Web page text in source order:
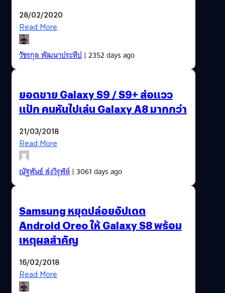
28/02/2020
Read More
วัชรกุล พัฒนาประทีป| 2352 days ago
ยอดขาย Galaxy S9 / S9+ ส่อแวว
แป้ก คนหันไปเล่น Galaxy A8 มากกว่า
21/03/2018
Read More
ณัฐพันธ์ ส่งวิรุฬห์| 3061 days ago
Samsung หยุดปล่อยอัปเดต
Android Oreo ให้ Galaxy S8 พร้อม
เหตุผลสำคัญ
16/02/2018
Read More